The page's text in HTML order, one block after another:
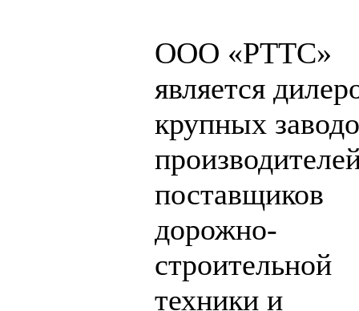
ООО «РТТС»
является
крупных
поставщиков
дорожно-
строительной
техники и